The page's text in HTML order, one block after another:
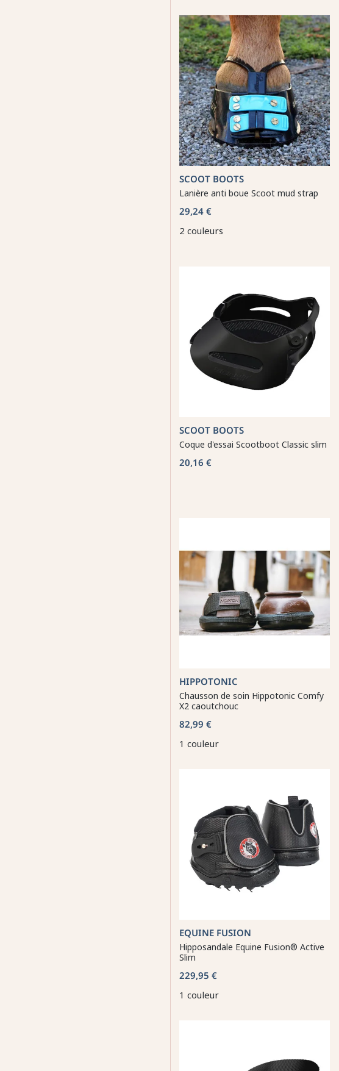
SCOOT BOOTS
Lanière anti boue Scoot mud strap
29,24 €
2 couleurs
SCOOT BOOTS
Coque d'essai Scootboot Classic slim
20,16 €
HIPPOTONIC
Chausson de soin Hippotonic Comfy
X2 caoutchouc
82,99 €
1 couleur
EQUINE FUSION
Hipposandale Equine Fusion® Active
Slim
229,95 €
1 couleur